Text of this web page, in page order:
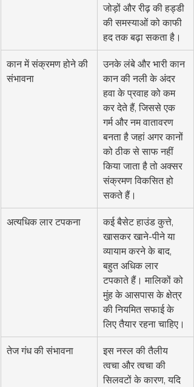
जोड़ों और रीढ़ की हड्डी
की समस्याओं को काफी
हद तक बढ़ा सकता है।
कान में संक्रमण होने की
संभावना
उनके लंबे और भारी कान
कान की नली के अंदर
हवा के प्रवाह को कम
कर देते हैं, जिससे एक
गर्म और नम वातावरण
बनता है जहां अगर कानों
को ठीक से साफ नहीं
किया जाता है तो अक्सर
संक्रमण विकसित हो
सकते हैं।
अत्यधिक लार टपकना
कई बैसेट हाउंड कुत्ते,
खासकर खाने-पीने या
व्यायाम करने के बाद,
बहुत अधिक लार
टपकाते हैं। मालिकों को
मुंह के आसपास के क्षेत्र
की नियमित सफाई के
लिए तैयार रहना चाहिए।
तेज गंध की संभावना
इस नस्ल की तैलीय
त्वचा और त्वचा की
सिलवटों के कारण, यदि